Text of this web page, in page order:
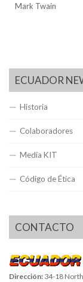
Mark Twain
ECUADOR
Historia
Colaboradores
Media KIT
Código de Ética
CONTACTO
Dirección: 34-18